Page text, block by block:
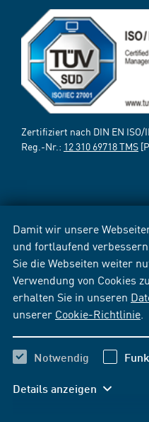
Damit wir unsere
und fortlaufend
Sie die Webseiten weiter
Verwendung von Cookies
erhalten Sie in unseren
unserer Cookie-Richtlinie
Notwendig
Details anzeigen
Zertifiziert nach DIN EN ISO/
Reg.-Nr.: 12 310 69718 TMS